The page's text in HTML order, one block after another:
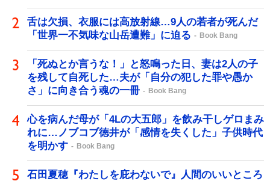
舌は欠損、衣服には高放射線…9人の若者が死んだ
「世界一不気味な山岳遭難」に迫る
Book Bang
「死ぬとか言うな！」と怒鳴った日、妻は2人の子
を残して自死した…夫が「自分の犯した罪や愚か
さ」に向き合う魂の一冊
Book Bang
心を病んだ母が「4Lの大五郎」を飲み干しゲロまみ
れに…ノブコブ徳井が「感情を失くした」子供時代
を明かす
Book Bang
石田夏穂『わたしを庇わないで』人間のいいところ